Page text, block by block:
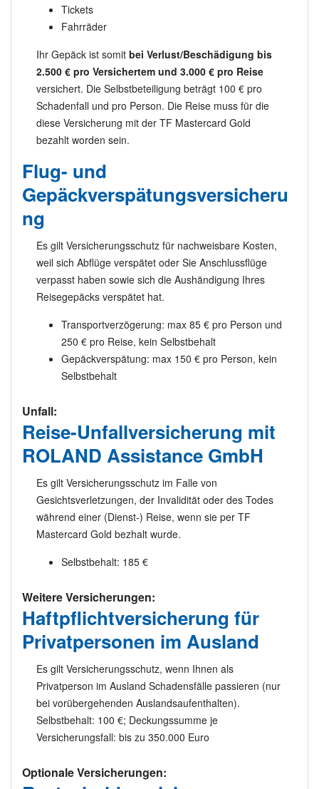
Tickets
Fahrräder
Ihr Gepäck ist somit bei Verlust/Beschädigung bis
2.500 € pro Versichertem und 3.000 € pro Reise
versichert. Die Selbstbeteiligung beträgt 100 € pro
Schadenfall und pro Person. Die Reise muss für die
diese Versicherung mit der TF Mastercard Gold
bezahlt worden sein.
Flug- und
Gepäckverspätungsversicheru
ng
Es gilt Versicherungsschutz für nachweisbare Kosten,
weil sich Abflüge verspätet oder Sie Anschlussflüge
verpasst haben sowie sich die Aushändigung Ihres
Reisegepäcks verspätet hat.
Transportverzögerung: max 85 € pro Person und
250 € pro Reise, kein Selbstbehalt
Gepäckverspätung: max 150 € pro Person, kein
Selbstbehalt
Unfall:
Reise-Unfallversicherung mit
ROLAND Assistance GmbH
Es gilt Versicherungsschutz im Falle von
Gesichtsverletzungen, der Invalidität oder des Todes
während einer (Dienst-) Reise, wenn sie per TF
Mastercard Gold bezhalt wurde.
Selbstbehalt: 185 €
Weitere Versicherungen:
Haftpflichtversicherung für
Privatpersonen im Ausland
Es gilt Versicherungsschutz, wenn Ihnen als
Privatperson im Ausland Schadensfälle passieren (nur
bei vorübergehenden Auslandsaufenthalten).
Selbstbehalt: 100 €; Deckungssumme je
Versicherungsfall: bis zu 350.000 Euro
Optionale Versicherungen: